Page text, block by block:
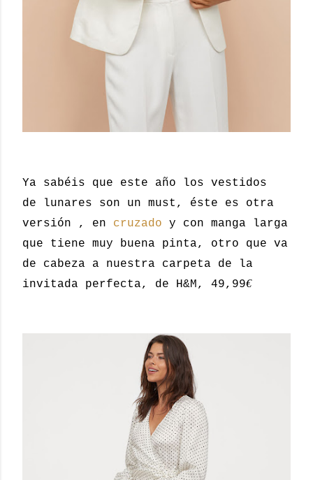
Ya sabéis que este año los vestidos
de lunares son un must, éste es otra
versión , en cruzado y con manga larga
que tiene muy buena pinta, otro que va
de cabeza a nuestra carpeta de la
invitada perfecta, de H&M, 49,99€